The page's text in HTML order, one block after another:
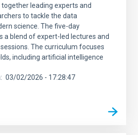
together leading experts and
to tackle the data
science. The five-day
blend of expert-led lectures and
The curriculum focuses
including artificial intelligence
03/02/2026 - 17:28:47